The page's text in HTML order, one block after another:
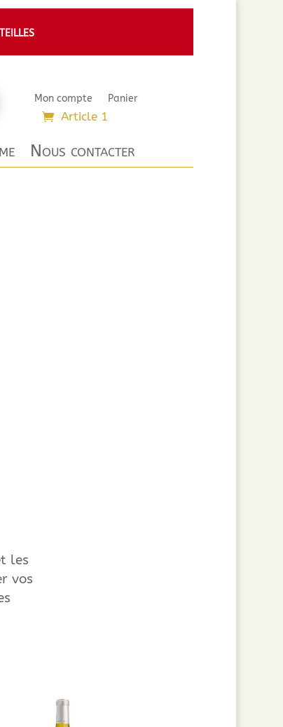
Mon compte Panier
Article 1
Nous contacter
les
vos